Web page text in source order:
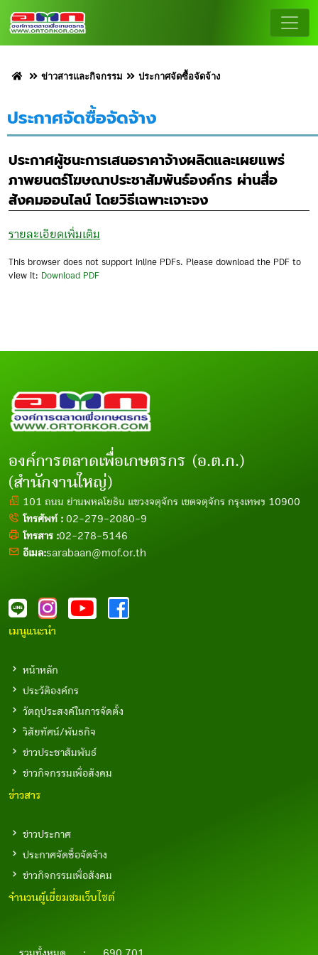
ข่าวสารและกิจกรรม ประกาศจัดซื้อจัดจ้าง
ประกาศจัดซื้อจัดจ้าง
ประกาศผู้ชนะการเสนอราคาจ้างผลิตและเผยแพร่
ภาพยนตร์โฆษณาประชาสัมพันธ์องค์กร ผ่านสื่อ
สังคมออนไลน์ โดยวิธีเฉพาะเจาะจง
รายละเอียดเพิ่มเติม
This browser does not support inline PDFs. Please download the PDF to
view it: Download PDF
องค์การตลาดเพื่อเกษตรกร (อ.ต.ก.)
(สำนักงานใหญ่)
101 ถนน ย่านพหลโยธิน แขวงจตุจักร เขตจตุจักร กรุงเทพฯ 10900
โทรศัพท์ : 02-279-2080-9
โทรสาร :02-278-5146
อีเมล:sarabaan@mof.or.th
เมนูแนะนำ
หน้าหลัก
ประวัติองค์กร
วัตถุประสงค์ในการจัดตั้ง
วิสัยทัศน์/พันธกิจ
ข่าวประชาสัมพันธ์
ข่าวกิจกรรมเพื่อสังคม
ข่าวสาร
ข่าวประกาศ
ประกาศจัดซื้อจัดจ้าง
ข่าวกิจกรรมเพื่อสังคม
จำนวนผู้เยี่ยมชมเว็บไซต์